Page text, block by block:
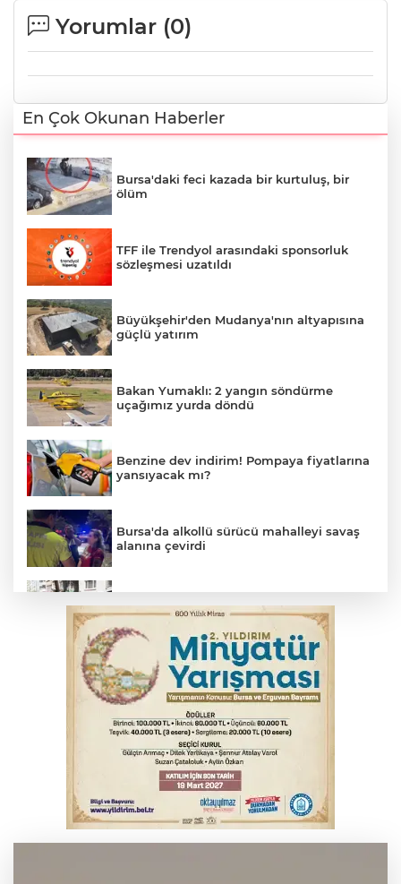
Yorumlar (0)
En Çok Okunan Haberler
Bursa'daki feci kazada bir kurtuluş, bir
ölüm
TFF ile Trendyol arasındaki sponsorluk
sözleşmesi uzatıldı
Büyükşehir'den Mudanya'nın altyapısına
güçlü yatırım
Bakan Yumaklı: 2 yangın söndürme
uçağımız yurda döndü
Benzine dev indirim! Pompaya fiyatlarına
yansıyacak mı?
Bursa'da alkollü sürücü mahalleyi savaş
alanına çevirdi
Osmangazi’de kaldırım işgaline geçit yok
Serbest piyasada altın fiyatları...
Serbest piyasada döviz fiyatları
Suriye'de 14 yıl sonra bir ilk